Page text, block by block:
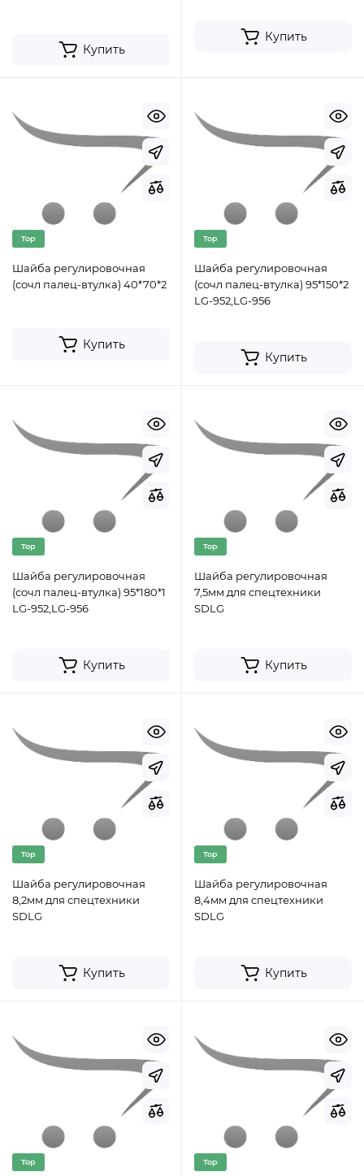
Купить
Купить
Top
Шайба регулировочная
(сочл палец-втулка) 40*70*2
Купить
Top
Шайба регулировочная
(сочл палец-втулка) 95*150*2
LG-952,LG-956
Купить
Top
Шайба регулировочная
(сочл палец-втулка) 95*180*1
LG-952,LG-956
Купить
Top
Шайба регулировочная
7,5мм для спецтехники
SDLG
Купить
Top
Шайба регулировочная
8,2мм для спецтехники
SDLG
Купить
Top
Шайба регулировочная
8,4мм для спецтехники
SDLG
Купить
Top Top